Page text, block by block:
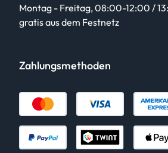
Montag - Freitag, 08:00-12:00 /
gratis aus dem Festnetz
Zahlungsmethoden